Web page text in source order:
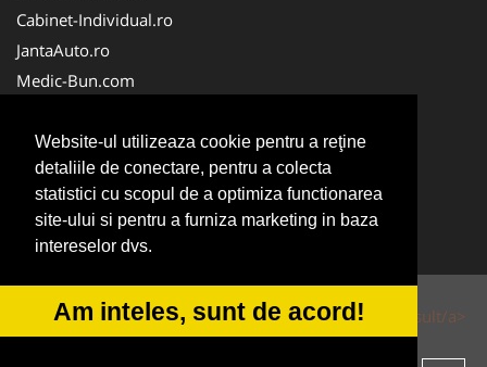
Website-ul utilizeaza cookie pentru a reţine
detaliile de conectare, pentru a colecta
statistici cu scopul de a optimiza functionarea
site-ului si pentru a furniza marketing in baza
intereselor dvs.
Am inteles, sunt de acord!
Cabinet-Individual.ro
JantaAuto.ro
Medic-Bun.com
Apicultorul.com
CentruInchirieri.ro
Oftalmologul.ro
Stomatologul.com
© 2014-2026 Powered byVilonMedia&Tokaido Consult/a>
-ANPC SOL